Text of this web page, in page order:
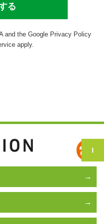
and the Google Privacy Policy
apply.